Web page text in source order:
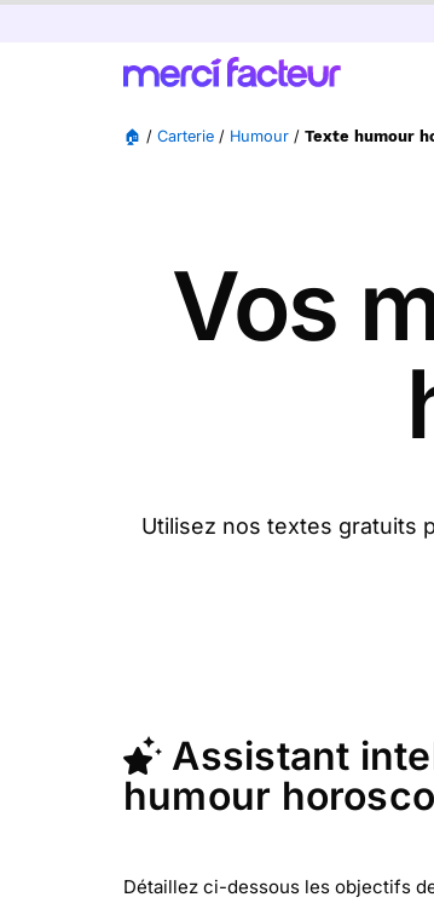
🏠 / Carterie / Humour / Texte humour
Vos
Utilisez nos textes gratuits
En quelques clics,
Merci Facteur (c'est rapide
Assistant
humour
Détaillez ci-dessous les objectifs